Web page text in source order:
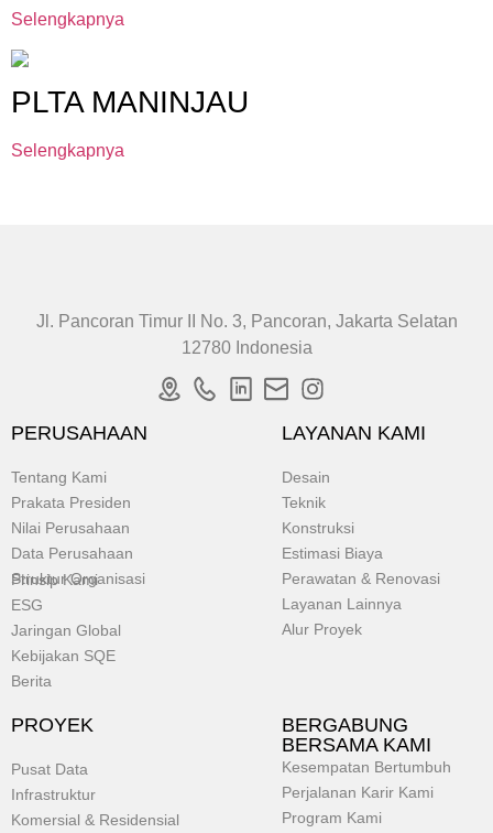
Selengkapnya
PLTA MANINJAU
Selengkapnya
Jl. Pancoran Timur II No. 3, Pancoran, Jakarta Selatan
12780 Indonesia
PERUSAHAAN
Tentang Kami
Prakata Presiden
Nilai Perusahaan
Data Perusahaan
Struktur Organisasi
Prinsip Kami
ESG
Jaringan Global
Kebijakan SQE
Berita
LAYANAN KAMI
Desain
Teknik
Konstruksi
Estimasi Biaya
Perawatan & Renovasi
Layanan Lainnya
Alur Proyek
PROYEK
Pusat Data
Infrastruktur
Komersial & Residensial
BERGABUNG
BERSAMA KAMI
Kesempatan Bertumbuh
Perjalanan Karir Kami
Program Kami